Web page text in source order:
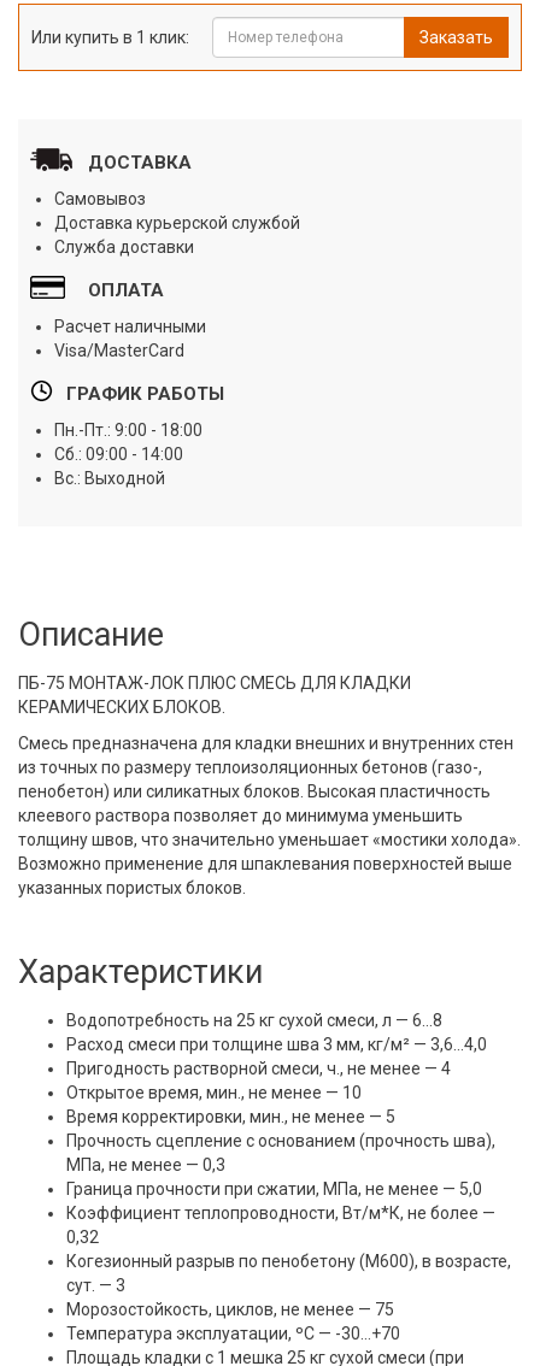
Или купить в 1 клик: Заказать
ДОСТАВКА
Самовывоз
Доставка курьерской службой
Служба доставки
ОПЛАТА
Расчет наличными
Visa/MasterCard
ГРАФИК РАБОТЫ
Пн.-Пт.: 9:00 - 18:00
Сб.: 09:00 - 14:00
Вс.: Выходной
Описание
ПБ-75 МОНТАЖ-ЛОК ПЛЮС СМЕСЬ ДЛЯ КЛАДКИ
КЕРАМИЧЕСКИХ БЛОКОВ.
Смесь предназначена для кладки внешних и внутренних стен
из точных по размеру теплоизоляционных бетонов (газо-,
пенобетон) или силикатных блоков. Высокая пластичность
клеевого раствора позволяет до минимума уменьшить
толщину швов, что значительно уменьшает «мостики холода».
Возможно применение для шпаклевания поверхностей выше
указанных пористых блоков.
Характеристики
Водопотребность на 25 кг сухой смеси, л — 6…8
Расход смеси при толщине шва 3 мм, кг/м² — 3,6…4,0
Пригодность растворной смеси, ч., не менее — 4
Открытое время, мин., не менее — 10
Время корректировки, мин., не менее — 5
Прочность сцепление с основанием (прочность шва),
МПа, не менее — 0,3
Граница прочности при сжатии, МПа, не менее — 5,0
Коэффициент теплопроводности, Вт/м*К, не более —
0,32
Когезионный разрыв по пенобетону (М600), в возрасте,
сут. — 3
Морозостойкость, циклов, не менее — 75
Температура эксплуатации, ºС — -30…+70
Площадь кладки с 1 мешка 25 кг сухой смеси (при